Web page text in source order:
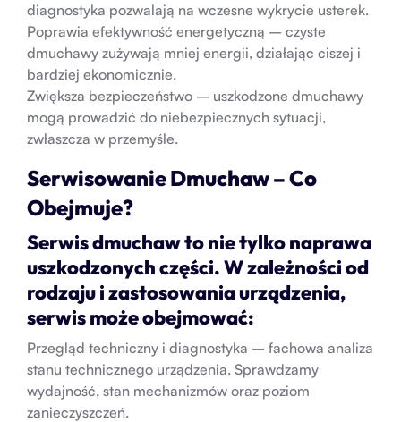
diagnostyka pozwalają na wczesne wykrycie usterek.
Poprawia efektywność energetyczną – czyste
dmuchawy zużywają mniej energii, działając ciszej i
bardziej ekonomicznie.
Zwiększa bezpieczeństwo – uszkodzone dmuchawy
mogą prowadzić do niebezpiecznych sytuacji,
zwłaszcza w przemyśle.
Serwisowanie Dmuchaw – Co
Obejmuje?
Serwis dmuchaw to nie tylko naprawa
uszkodzonych części. W zależności od
rodzaju i zastosowania urządzenia,
serwis może obejmować:
Przegląd techniczny i diagnostyka – fachowa analiza
stanu technicznego urządzenia. Sprawdzamy
wydajność, stan mechanizmów oraz poziom
zanieczyszczeń.